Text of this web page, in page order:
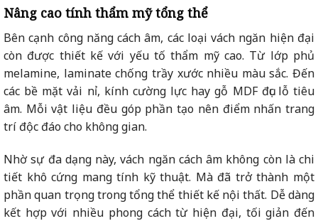
Nâng cao tính thẩm mỹ tổng thể
Bên cạnh công năng cách âm, các loại vách ngăn hiện đại
còn được thiết kế với yếu tố thẩm mỹ cao. Từ lớp phủ
melamine, laminate chống trầy xước nhiều màu sắc. Đến
các bề mặt vải nỉ, kính cường lực hay gỗ MDF đục lỗ tiêu
âm. Mỗi vật liệu đều góp phần tạo nên điểm nhấn trang
trí độc đáo cho không gian.
Nhờ sự đa dạng này, vách ngăn cách âm không còn là chi
tiết khô cứng mang tính kỹ thuật. Mà đã trở thành một
phần quan trọng trong tổng thể thiết kế nội thất. Dễ dàng
kết hợp với nhiều phong cách từ hiện đại, tối giản đến